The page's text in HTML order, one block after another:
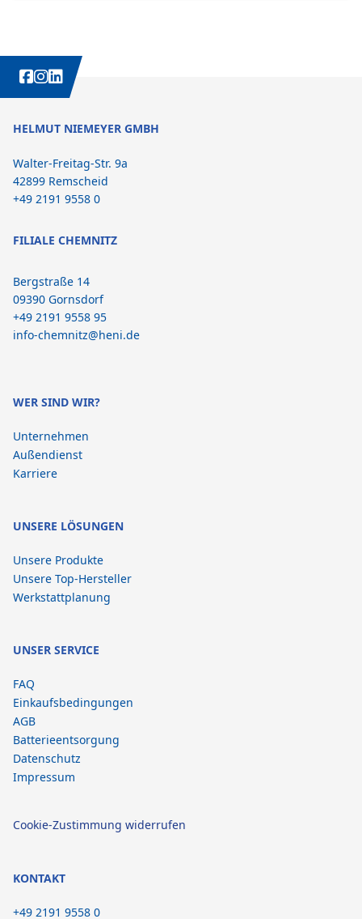
WEITERE INTERESSANTE INHALTE IMMER AUCH AUF:
HELMUT NIEMEYER GMBH
Walter-Freitag-Str. 9a
42899 Remscheid
+49 2191 9558 0
FILIALE CHEMNITZ
Bergstraße 14
09390 Gornsdorf
+49 2191 9558 95
info-chemnitz@heni.de
WER SIND WIR?
Unternehmen
Außendienst
Karriere
UNSERE LÖSUNGEN
Unsere Produkte
Unsere Top-Hersteller
Werkstattplanung
UNSER SERVICE
FAQ
Einkaufsbedingungen
AGB
Batterieentsorgung
Datenschutz
Impressum
Cookie-Zustimmung widerrufen
KONTAKT
+49 2191 9558 0